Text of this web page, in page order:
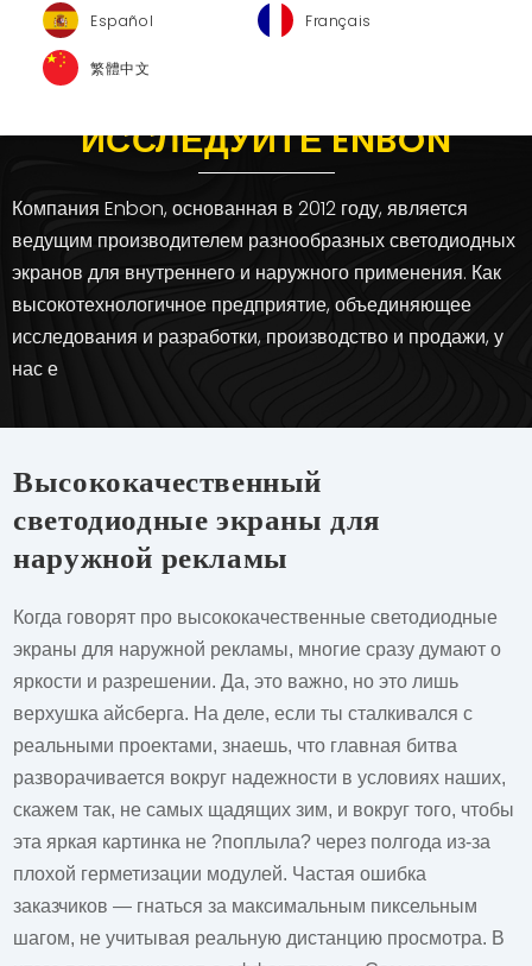
Español Français
繁體中文
ИССЛЕДУЙТЕ ENBON
Компания Enbon, основанная в 2012 году, является
ведущим производителем разнообразных светодиодных
экранов для внутреннего и наружного применения. Как
высокотехнологичное предприятие, объединяющее
исследования и разработки, производство и продажи, у
нас е
Высококачественный
светодиодные экраны для
наружной рекламы
Когда говорят про высококачественные светодиодные
экраны для наружной рекламы, многие сразу думают о
яркости и разрешении. Да, это важно, но это лишь
верхушка айсберга. На деле, если ты сталкивался с
реальными проектами, знаешь, что главная битва
разворачивается вокруг надежности в условиях наших,
скажем так, не самых щадящих зим, и вокруг того, чтобы
эта яркая картинка не ?поплыла? через полгода из-за
плохой герметизации модулей. Частая ошибка
заказчиков — гнаться за максимальным пиксельным
шагом, не учитывая реальную дистанцию просмотра. В